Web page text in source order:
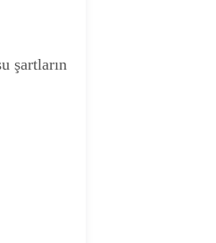
şartların